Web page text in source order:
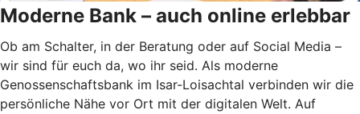
Moderne Bank – auch online erlebbar
Ob am Schalter, in der Beratung oder auf Social Media –
wir sind für euch da, wo ihr seid. Als moderne
Genossenschaftsbank im Isar-Loisachtal verbinden wir die
persönliche Nähe vor Ort mit der digitalen Welt. Auf